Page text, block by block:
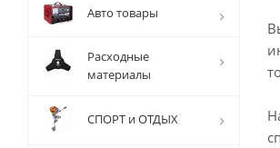
Авто товары
Расходные
материалы
СПОРТ и ОТДЫХ